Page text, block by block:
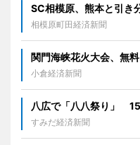
SC相模原、熊本と引
相模原町田経済新聞
関門海峡花火大会、無
小倉経済新聞
八広で「八八祭り」
すみだ経済新聞